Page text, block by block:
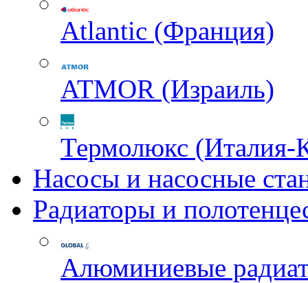
Atlantic (Франция)
ATMOR (Израиль)
Термолюкс (Италия-
Насосы и насосные
Радиаторы и
Алюминиевые